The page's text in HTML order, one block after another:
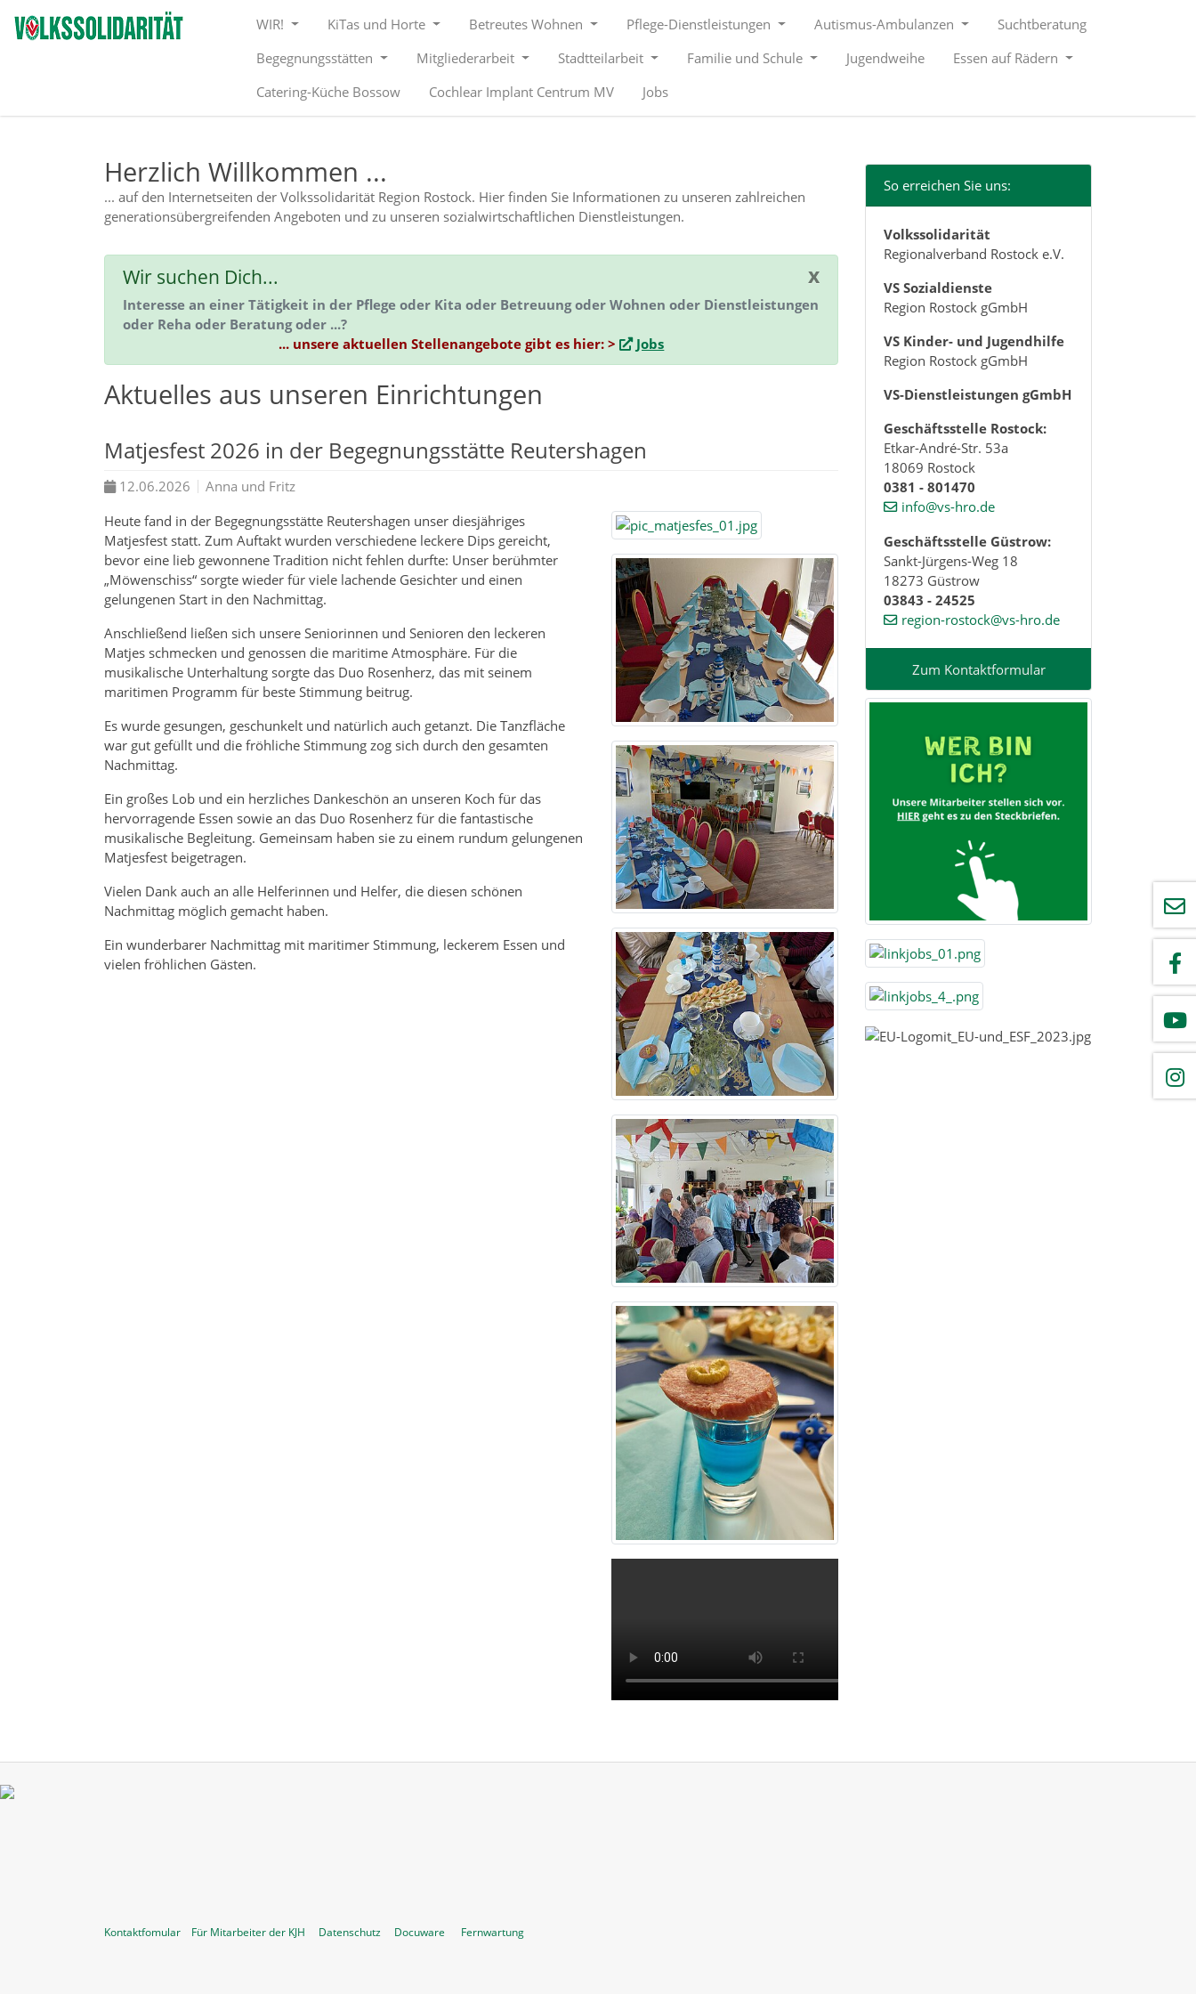
Direkt zur Hauptnavigation springen
WIR!
KiTas und Horte Betreutes Wohnen Pflege-Dienstleistungen Autismus-Ambulanzen
Suchtberatung
Begegnungsstätten
Mitgliederarbeit Stadtteilarbeit Familie und Schule Jugendweihe
Essen auf Rädern
Catering-Küche Bossow
Cochlear Implant Centrum MV Jobs
Herzlich Willkommen ...
... auf den Internetseiten der Volkssolidarität Region Rostock. Hier finden Sie Informationen zu unseren zahlreichen
generationsübergreifenden Angeboten und zu unseren sozialwirtschaftlichen Dienstleistungen.
x
Wir suchen Dich...
Interesse an einer Tätigkeit in der Pflege oder Kita oder Betreuung oder Wohnen oder Dienstleistungen
oder Reha oder Beratung oder ...?
... unsere aktuellen Stellenangebote gibt es hier: >
Jobs
Aktuelles aus unseren Einrichtungen
Matjesfest 2026 in der Begegnungsstätte Reutershagen
12.06.2026
Anna und Fritz
Heute fand in der Begegnungsstätte Reutershagen unser diesjähriges
Matjesfest statt. Zum Auftakt wurden verschiedene leckere Dips gereicht,
bevor eine lieb gewonnene Tradition nicht fehlen durfte: Unser berühmter
„Möwenschiss“ sorgte wieder für viele lachende Gesichter und einen
gelungenen Start in den Nachmittag.
Anschließend ließen sich unsere Seniorinnen und Senioren den leckeren
Matjes schmecken und genossen die maritime Atmosphäre. Für die
musikalische Unterhaltung sorgte das Duo Rosenherz, das mit seinem
maritimen Programm für beste Stimmung beitrug.
Es wurde gesungen, geschunkelt und natürlich auch getanzt. Die Tanzfläche
war gut gefüllt und die fröhliche Stimmung zog sich durch den gesamten
Nachmittag.
Ein großes Lob und ein herzliches Dankeschön an unseren Koch für das
hervorragende Essen sowie an das Duo Rosenherz für die fantastische
musikalische Begleitung. Gemeinsam haben sie zu einem rundum gelungenen
Matjesfest beigetragen.
Vielen Dank auch an alle Helferinnen und Helfer, die diesen schönen
Nachmittag möglich gemacht haben.
Ein wunderbarer Nachmittag mit maritimer Stimmung, leckerem Essen und
vielen fröhlichen Gästen.
So erreichen Sie uns:
Volkssolidarität
Regionalverband Rostock e.V.
VS Sozialdienste
Region Rostock gGmbH
VS Kinder- und Jugendhilfe
Region Rostock gGmbH
VS-Dienstleistungen gGmbH
Geschäftsstelle Rostock:
Etkar-André-Str. 53a
18069 Rostock
0381 - 801470
info@vs-hro.de
Geschäftsstelle Güstrow:
Sankt-Jürgens-Weg 18
18273 Güstrow
03843 - 24525
region-rostock@vs-hro.de
Zum Kontaktformular
Kontaktfomular Für Mitarbeiter der KJH Datenschutz Docuware Fernwartung